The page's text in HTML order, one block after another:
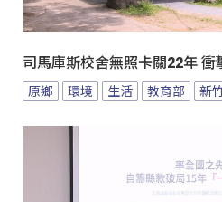
司馬庫斯校舍無照卡關22年 衝
原鄉 環境 生活 教育部 新